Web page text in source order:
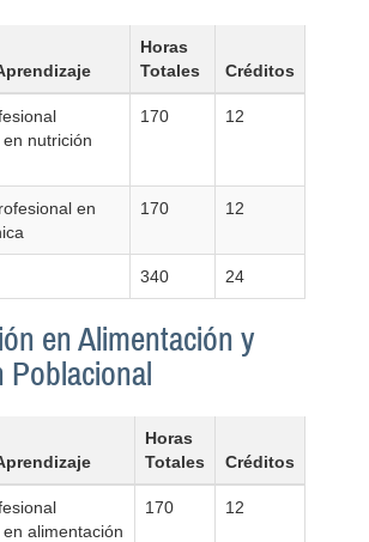
Horas
Totales
Créditos
nutrición
170 12
en
170 12
340 24
en Alimentación y
Poblacional
Horas
Totales
Créditos
alimentación
170 12